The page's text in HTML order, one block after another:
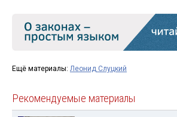
Ещё материалы: Леонид Слуцкий
Рекомендуемые материалы